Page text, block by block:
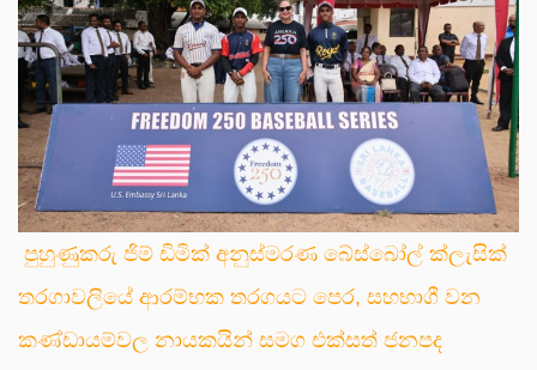
පුහුණුකරු ජිම් ඩිමික් අනුස්මරණ බේස්බෝල් ක්ලැසික්
තරගාවලියේ ආරම්භක තරගයට පෙර, සහභාගී වන
කණ්ඩායම්වල නායකයින් සමග එක්සත් ජනපද